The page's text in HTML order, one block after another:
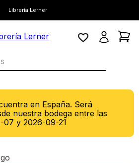
Librería Lerner
en España. Será
nuestra bodega entre las
07 y2026-09-21